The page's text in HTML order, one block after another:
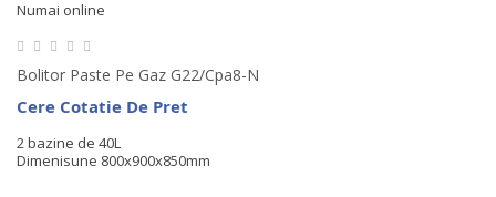
Numai online
Bolitor Paste Pe Gaz G22/cpa8-N
Cere Cotatie De Pret
2 bazine de 40L
Dimenisune 800x900x850mm